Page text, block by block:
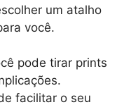
um atalho
você.
pode tirar prints
facilitar o seu